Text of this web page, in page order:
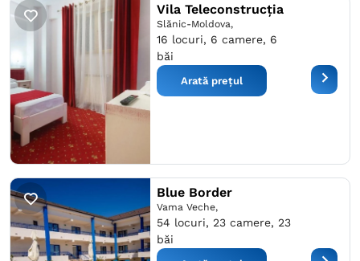
Vila Teleconstrucția
Slănic-Moldova,
16 locuri, 6 camere, 6
băi
Arată prețul
Blue Border
Vama Veche,
54 locuri, 23 camere, 23
băi